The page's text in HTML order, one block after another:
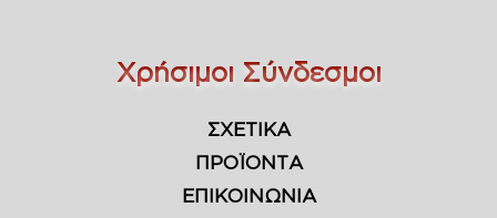
Χρήσιμοι Σύνδεσμοι
ΣΧΕΤΙΚΑ
ΠΡΟΪΟΝΤΑ
ΕΠΙΚΟΙΝΩΝΙΑ